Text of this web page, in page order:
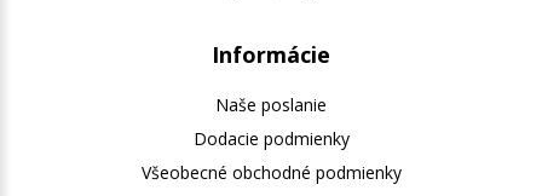
Informácie
Naše poslanie
Dodacie podmienky
Všeobecné obchodné podmienky